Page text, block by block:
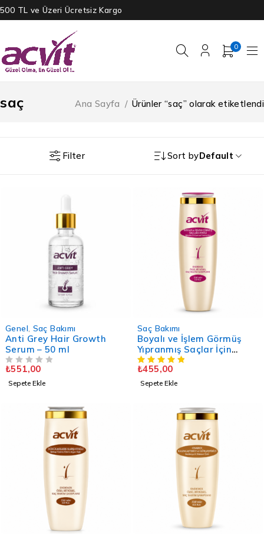
500 TL ve Üzeri Ücretsiz Kargo
0
saç Ana Sayfa / Ürünler “saç” olarak etiketlendi
Filter Sort byDefault
Genel Saç Bakımı
Anti Grey Hair Growth
Serum – 50 ml
₺551,00
Sepete Ekle
Saç Bakımı
Boyalı ve İşlem Görmüş
Yıpranmış Saçlar İçin
Bakım Şampuanı – 330 ML.
/ Doğal / Unisex
₺455,00
Sepete Ekle